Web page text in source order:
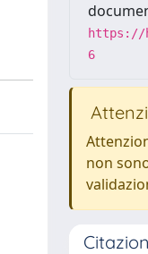
https://
6
non